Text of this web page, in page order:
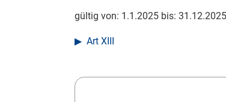
gültig von: 1.1.2025 bis: 31.12.2025
Art XIII